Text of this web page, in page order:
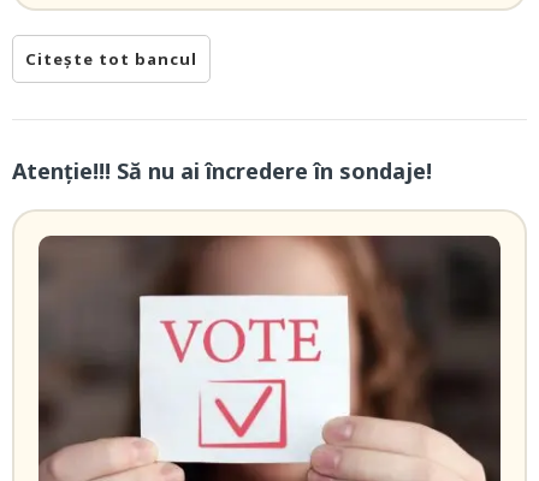
Citește tot bancul
Atenție!!! Să nu ai încredere în sondaje!